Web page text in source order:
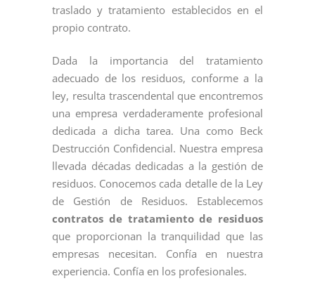
traslado y tratamiento establecidos en el
propio contrato.
Dada la importancia del tratamiento
adecuado de los residuos, conforme a la
ley, resulta trascendental que encontremos
una empresa verdaderamente profesional
dedicada a dicha tarea. Una como Beck
Destrucción Confidencial. Nuestra empresa
llevada décadas dedicadas a la gestión de
residuos. Conocemos cada detalle de la Ley
de Gestión de Residuos. Establecemos
contratos de tratamiento de residuos
que proporcionan la tranquilidad que las
empresas necesitan. Confía en nuestra
experiencia. Confía en los profesionales.